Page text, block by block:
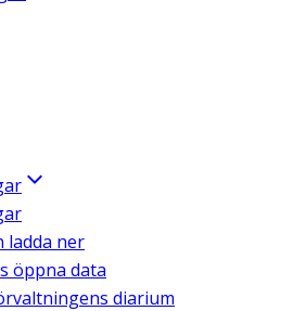
ladda ner
öppna data
diarium